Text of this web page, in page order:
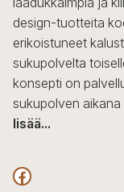
design-tuotteita
erikoistuneet
sukupolvelta
konsepti on
sukupolven
lisää...